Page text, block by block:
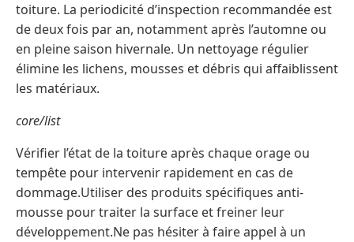
toiture. La periodicité d’inspection recommandée est
de deux fois par an, notamment après l’automne ou
en pleine saison hivernale. Un nettoyage régulier
élimine les lichens, mousses et débris qui affaiblissent
les matériaux.
core/list
Vérifier l’état de la toiture après chaque orage ou
tempête pour intervenir rapidement en cas de
dommage.Utiliser des produits spécifiques anti-
mousse pour traiter la surface et freiner leur
développement.Ne pas hésiter à faire appel à un